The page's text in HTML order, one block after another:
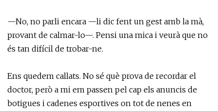
—No, no parli encara —li dic fent un gest amb la mà,
provant de calmar-lo—. Pensi una mica i veurà que no
és tan difícil de trobar-ne.
Ens quedem callats. No sé què prova de recordar el
doctor, però a mi em passen pel cap els anuncis de
botigues i cadenes esportives on tot de nenes en